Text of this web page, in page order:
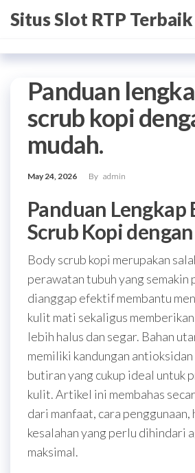
toSitus Slot RTP Terbaik
Panduan
scrub kopi
mudah.
May 24, 2026 By admin
Panduan Lengkap
Scrub Kopi
Body scrub kopi merupakan
perawatan tubuh yang semakin
dianggap efektif membantu
kulit mati sekaligus
lebih halus dan segar. Bahan
memiliki kandungan
butiran yang cukup ideal untuk
kulit. Artikel ini membahas
dari manfaat, cara penggunaan,
kesalahan yang perlu dihindari
maksimal.